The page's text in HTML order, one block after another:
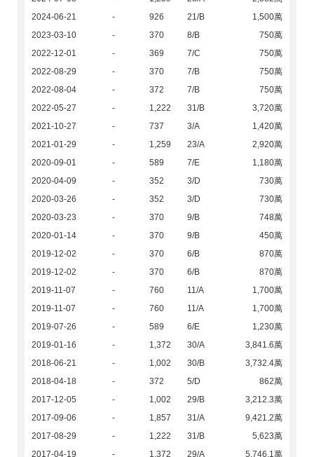
2024-06-21
- 926 21/B
1,500萬
2023-03-10
- 370 8/B
750萬
2022-12-01
- 369 7/C
750萬
2022-08-29
- 370 7/B
750萬
2022-08-04
- 372 7/B
750萬
2022-05-27
- 1,222 31/B
3,720萬
2021-10-27
- 737 3/A
1,420萬
2021-01-29
- 1,259 23/A
2,920萬
2020-09-01
- 589 7/E
1,180萬
2020-04-09
- 352 3/D
730萬
2020-03-26
- 352 3/D
730萬
2020-03-23
- 370 9/B
748萬
2020-01-14
- 370 9/B
450萬
2019-12-02
- 370 6/B
870萬
2019-12-02
- 370 6/B
870萬
2019-11-07
- 760 11/A
1,700萬
2019-11-07
- 760 11/A
1,700萬
2019-07-26
- 589 6/E
1,230萬
2019-01-16
- 1,372 30/A
3,841.6萬
2018-06-21
- 1,002 30/B
3,732.4萬
2018-04-18
- 372 5/D
862萬
2017-12-05
- 1,002 29/B
3,212.3萬
2017-09-06
- 1,857 31/A
9,421.2萬
2017-08-29
- 1,222 31/B
5,623萬
2017-04-19
- 1,372 29/A 5,746.1萬